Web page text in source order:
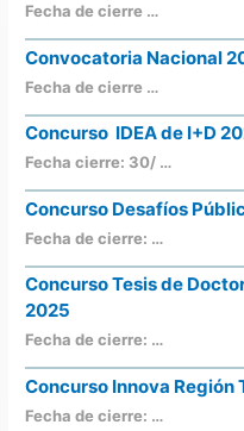
Fecha de cierre …
Convocatoria Nacional
Fecha de cierre …
Concurso IDEA de I+D
Fecha cierre: 30/ …
Concurso Desafíos
Fecha de cierre: …
Concurso Tesis de
2025
Fecha de cierre: …
Concurso Innova Región
Fecha de cierre: …